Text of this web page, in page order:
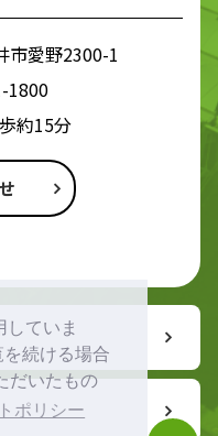
ていま
続ける場合
だいたもの
ポリシー
市愛野2300-1
1800
約15分